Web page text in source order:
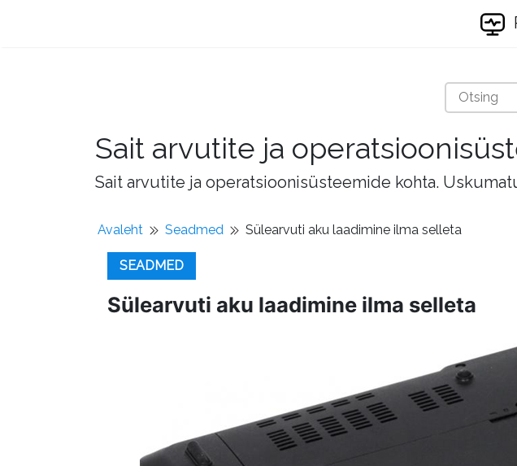
Sait arvutite ja
Sait arvutite ja operatsioonisüsteemide kohta.
Avaleht Seadmed Sülearvuti aku laadimine ilma selleta
SEADMED
Sülearvuti aku laadimine ilma selleta